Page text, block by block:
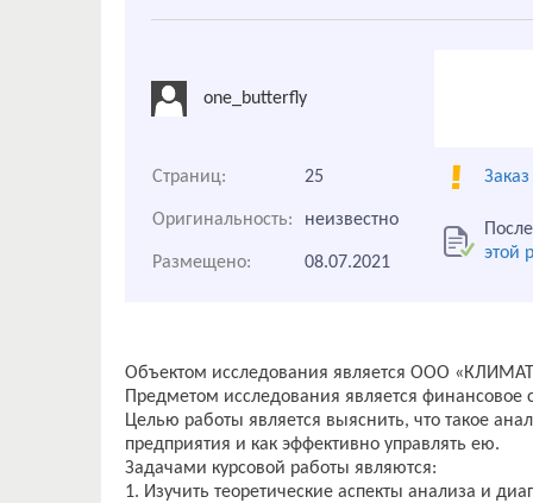
one_butterfly
Страниц: 25
Оригинальность: неизвестно
этой
Размещено: 08.07.2021
Объектом исследования является ООО
Предметом исследования является финансовое
Целью работы является выяснить, что такое
предприятия и как эффективно управлять ею.
Задачами курсовой работы являются:
1. Изучить теоретические аспекты анализа и